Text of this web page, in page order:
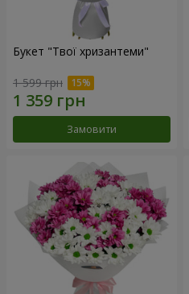
Букет "Твої хризантеми"
1 599 грн
Замовити